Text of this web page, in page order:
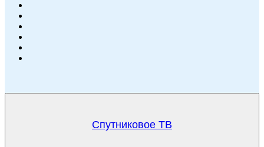
Спутниковое ТВ